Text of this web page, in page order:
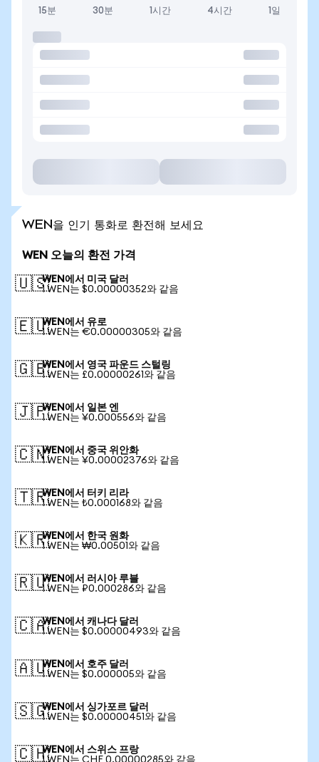
15분 30분 1시간 4시간 1일
WEN을 인기 통화로 환전해 보세요
WEN 오늘의 환전 가격
🇺🇸WEN에서 미국 달러
1 WEN는 $0.00000352와 같음
🇪🇺WEN에서 유로
1 WEN는 €0.00000305와 같음
🇬🇧WEN에서 영국 파운드 스털링
1 WEN는 £0.00000261와 같음
🇯🇵WEN에서 일본 엔
1 WEN는 ¥0.000556와 같음
🇨🇳WEN에서 중국 위안화
1 WEN는 ¥0.00002376와 같음
🇹🇷WEN에서 터키 리라
1 WEN는 ₺0.000168와 같음
🇰🇷WEN에서 한국 원화
1 WEN는 ₩0.00501와 같음
🇷🇺WEN에서 러시아 루블
1 WEN는 ₽0.000286와 같음
🇨🇦WEN에서 캐나다 달러
1 WEN는 $0.00000493와 같음
🇦🇺WEN에서 호주 달러
1 WEN는 $0.000005와 같음
🇸🇬WEN에서 싱가포르 달러
1 WEN는 $0.00000451와 같음
🇨🇭WEN에서 스위스 프랑
1 WEN는 CHF 0.00000285와 같음